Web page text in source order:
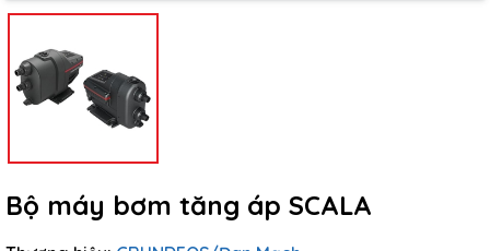
Bộ máy bơm tăng áp SCALA